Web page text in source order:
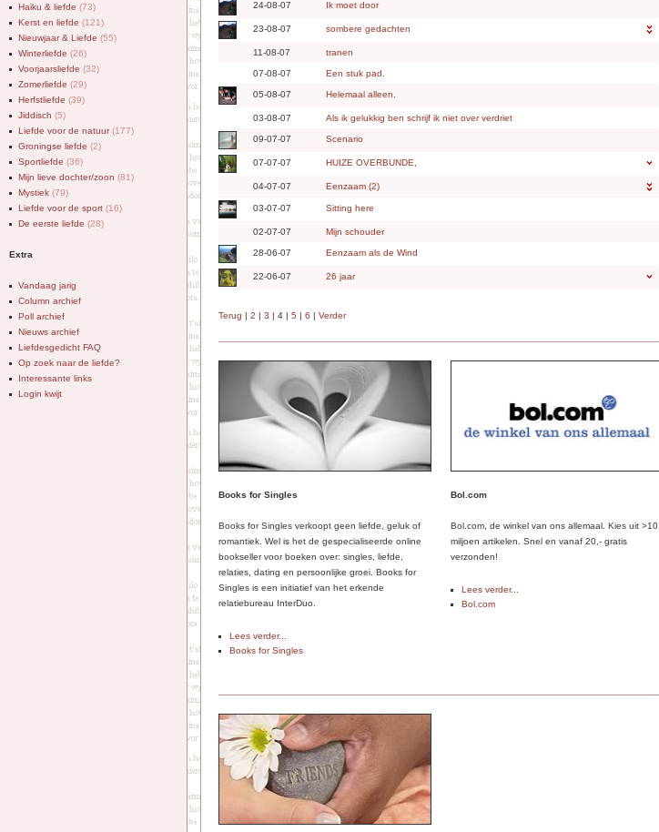
24-08-07 Ik moet door
23-08-07 sombere gedachten
11-08-07 tranen
07-08-07 Een stuk pad.
05-08-07 Helemaal alleen.
03-08-07 Als ik gelukkig ben schrijf ik niet over verdriet
09-07-07 Scenario
07-07-07 HUIZE OVERBUNDE,
04-07-07 Eenzaam (2)
03-07-07 Sitting here
02-07-07 Mijn schouder
28-06-07 Eenzaam als de Wind
22-06-07 26 jaar
Terug | 2 | 3 | 4 | 5 | 6 | Verder
Books for Singles
Books for Singles verkoopt geen liefde, geluk of
romantiek. Wel is het de gespecialiseerde online
bookseller voor boeken over: singles, liefde,
relaties, dating en persoonlijke groei. Books for
Singles is een initiatief van het erkende
relatiebureau InterDuo.
Lees verder...
Books for Singles
Bol.com
Bol.com, de winkel van ons allemaal. Kies uit >10
miljoen artikelen. Snel en vanaf 20,- gratis
verzonden!
Lees verder...
Bol.com
Haiku & liefde (73)
Kerst en liefde (121)
Nieuwjaar & Liefde (55)
Winterliefde (26)
Voorjaarsliefde (32)
Zomerliefde (29)
Herfstliefde (39)
Jiddisch (5)
Liefde voor de natuur(177)
Groningse liefde (2)
Sportliefde (36)
Mijn lieve dochter/zoon (81)
Mystiek (79)
Liefde voor de sport (16)
De eerste liefde (28)
Extra
Vandaag jarig
Column archief
Poll archief
Nieuws archief
Liefdesgedicht FAQ
Op zoek naar de liefde?
Interessante links
Login kwijt